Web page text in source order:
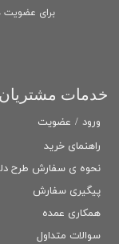
راهنمای خرید
نحوه ی سفارش طرح
پیگیری سفارش
همکاری عمده
سوالات متداول
خدمات مشتریان
برای عضویت
ورود / عضویت